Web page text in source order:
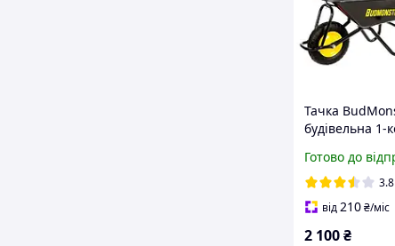
Тачка
будівельна 1-
200 кг
Готово до
3.8
від210₴/міс
2 100₴